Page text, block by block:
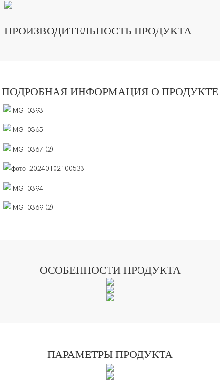
ПРОИЗВОДИТЕЛЬНОСТЬ ПРОДУКТА
ПОДРОБНАЯ ИНФОРМАЦИЯ О ПРОДУКТЕ
ОСОБЕННОСТИ ПРОДУКТА
ПАРАМЕТРЫ ПРОДУКТА